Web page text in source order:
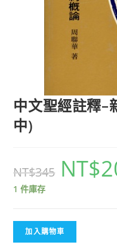
中文聖經註釋–
中)
NT$345 NT$
1 件庫存
加入購物車